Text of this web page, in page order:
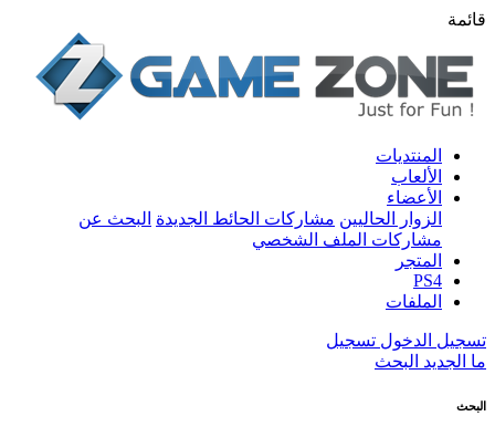
قائمة
المنتديات
الألعاب
الأعضاء
الزوار الحاليين مشاركات الحائط الجديدة البحث عن
مشاركات الملف الشخصي
المتجر
PS4
الملفات
تسجيل الدخول تسجيل
ما الجديد البحث
البحث